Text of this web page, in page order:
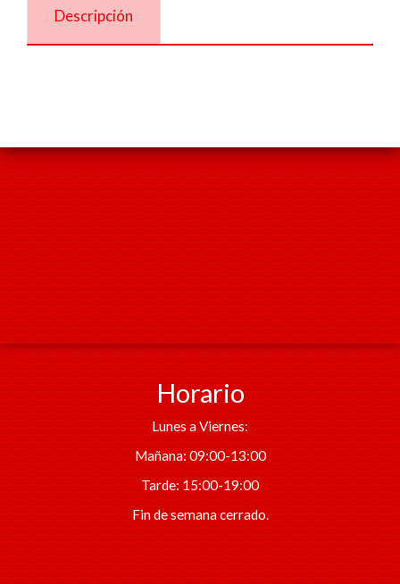
Descripción
Horario
Lunes a Viernes:
Mañana: 09:00-13:00
Tarde: 15:00-19:00
Fin de semana cerrado.